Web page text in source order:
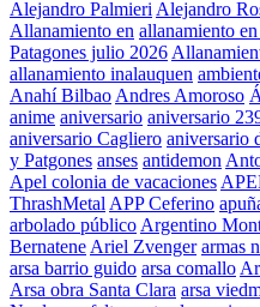
Alejandro Palmieri Alejandro
Allanamiento en allanamiento
Patagones julio 2026
allanamiento inalauquen
Anahí Bilbao Andres Amoroso
anime aniversario aniversario
aniversario Cagliero aniversario
y Patgones anses antidemon
Apel colonia de vacaciones
ThrashMetal APP Ceferino
arbolado público Argentino
Bernatene Ariel Zvenger armas
arsa barrio guido arsa comallo
Arsa obra Santa Clara arsa